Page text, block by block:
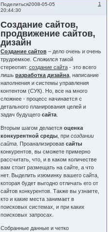
Поделиться 1
2008-05-05
20:44:30
Создание сайтов,
продвижение сайтов,
дизайн
Создание сайтов– дело очень и очень
трудоемкое. Сложился такой
стереотип: создание сайта- это всего
лишь разработка дизайна, написание
наполнения и системы управления
контентом (СУК). Но, все на много
сложнее - процесс начинается с
детального планирования целей и
задач будущего сайта.
Вторым шагом делается оценка
конкурентной среды, при создании
сайта. Проанализировав сайты
конкурентов, вы сможете примерно
рассчитать, что, и в каком количестве
вам стоит размещать на сайте, а что
нет. Выделить изюминку вашего сайта,
которая будет выгодно отличать его от
сайтов конкурентов. Также вы узнаете,
кто и какие места занимает в
поисковых системах, и при каких
поисковых запросах.
Собранные данные и четко